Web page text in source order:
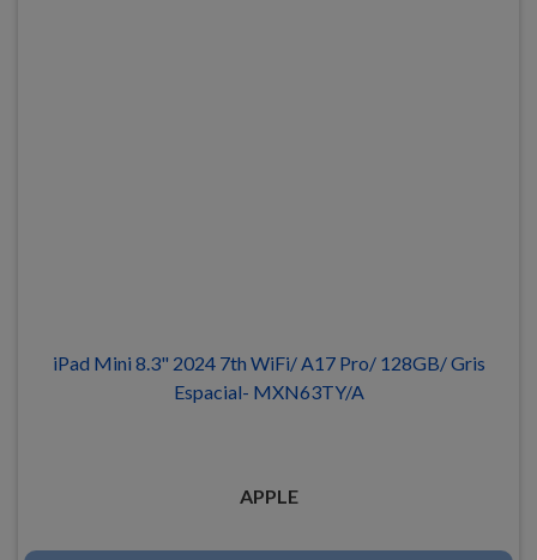
iPad Mini 8.3" 2024 7th WiFi/ A17 Pro/ 128GB/ Gris
Espacial- MXN63TY/A
APPLE